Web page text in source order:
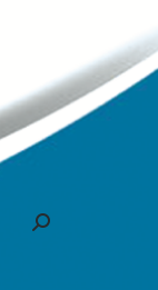
Search: